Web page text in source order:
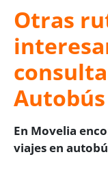
Otras
En Movelia
viajes en